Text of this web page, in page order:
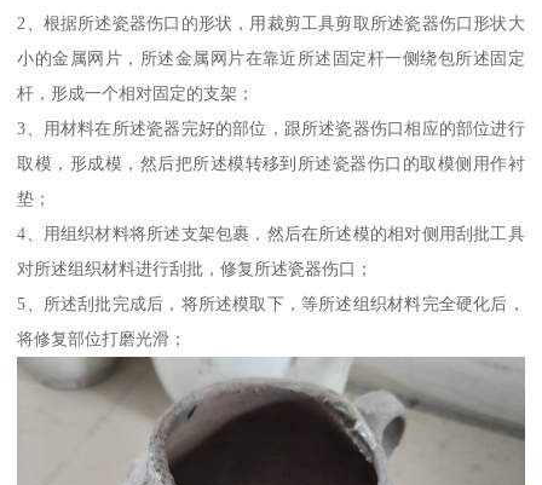
2、根据所述瓷器伤口的形状，用裁剪工具剪取所述瓷器伤口形状大
小的金属网片，所述金属网片在靠近所述固定杆一侧绕包所述固定
杆，形成一个相对固定的支架；
3、用材料在所述瓷器完好的部位，跟所述瓷器伤口相应的部位进行
取模，形成模，然后把所述模转移到所述瓷器伤口的取模侧用作衬
垫；
4、用组织材料将所述支架包裹，然后在所述模的相对侧用刮批工具
对所述组织材料进行刮批，修复所述瓷器伤口；
5、所述刮批完成后，将所述模取下，等所述组织材料完全硬化后，
将修复部位打磨光滑；